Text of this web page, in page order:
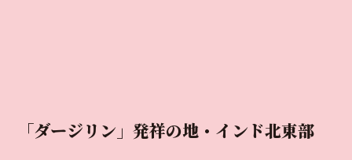
「ダージリン」発祥の地・インド北東部